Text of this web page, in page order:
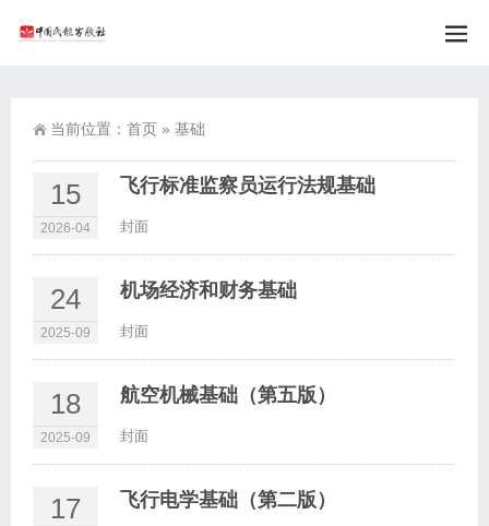
当前位置： 首页 » 基础
15
2026-04
飞行标准监察员运行法规基础
封面
24
2025-09
机场经济和财务基础
封面
18
2025-09
航空机械基础（第五版）
封面
17 飞行电学基础（第二版）